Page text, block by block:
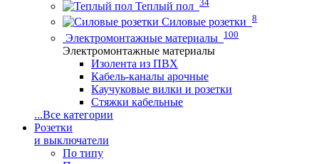
Теплый пол 34
Силовые розетки 8
Электромонтажные материалы 100
Электромонтажные материалы
Изолента из ПВХ
Кабель-каналы арочные
Каучуковые вилки и розетки
Стяжки кабельные
...Все категории
Розетки
и выключатели
По типу